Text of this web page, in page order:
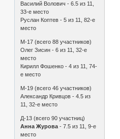
Василий Волович - 6.5 из 11,
33-е место
Руслан Коптев - 5 из 11, 82-е
место
М-17 (всего 88 участников)
Олег Зисин - 6 из 11, 32-е
место
Кирилл Фошенко - 4 из 11, 74-
е место
М-19 (всего 46 участников)
Александр Кривцов - 4.5 из
11, 32-е место
Д-13 (всего 90 участниц)
Анна Журова - 7.5 из 11, 9-е
место